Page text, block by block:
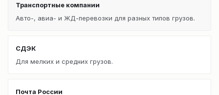
Транспортные компании
Авто-, авиа- и ЖД-перевозки для разных типов грузов.
СДЭК
Для мелких и средних грузов.
Почта России